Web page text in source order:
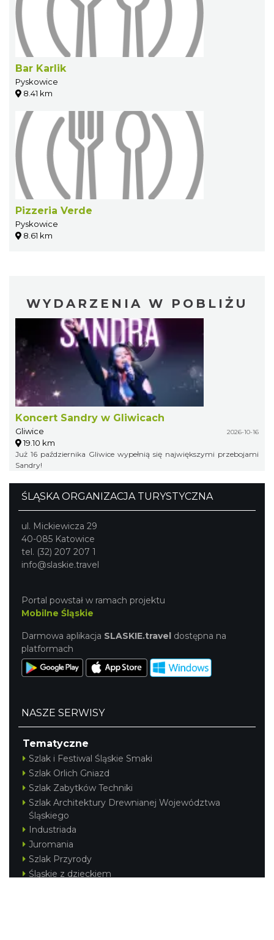
Bar Karlik
Pyskowice
8.41 km
Pizzeria Verde
Pyskowice
8.61 km
WYDARZENIA W POBLIŻU
Koncert Sandry w Gliwicach
Gliwice 2026-10-16
19.10 km
Już 16 października Gliwice wypełnią się największymi przebojami
Sandry!
ŚLĄSKA ORGANIZACJA TURYSTYCZNA
ul. Mickiewicza 29
40-085 Katowice
tel. (32) 207 207 1
info@slaskie.travel
Portal powstał w ramach projektu
Mobilne Śląskie
Darmowa aplikacja SLASKIE.travel dostępna na
platformach
NASZE SERWISY
Tematyczne
Szlak i Festiwal Śląskie Smaki
Szlak Orlich Gniazd
Szlak Zabytków Techniki
Szlak Architektury Drewnianej Województwa
Śląskiego
Industriada
Juromania
Szlak Przyrody
Śląskie z dzieckiem